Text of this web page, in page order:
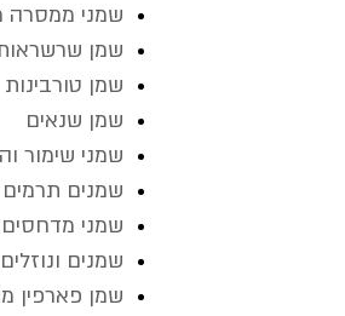
שמני ממסרה
שמן
שמן טורבינות
שמן שנאים
שמני שימור
שמנים
שמני מדחסים
שמנים
שמן פארפין